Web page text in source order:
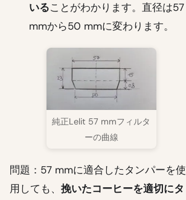
いることがわかります。直径は57
mmから50 mmに変わります。
純正Lelit 57 mmフィルタ
ーの曲線
問題：57 mmに適合したタンパーを使
用しても、 挽いたコーヒーを適切にタ